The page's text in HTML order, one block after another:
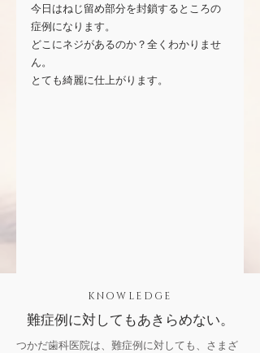
今日はねじ留め部分を封鎖するところの
症例になります。
どこにネジがあるのか？全くわかりませ
ん。
とても綺麗に仕上がります。
KNOWLEDGE
難症例に対してもあきらめない。
つかだ歯科医院は、難症例に対しても、さまざ